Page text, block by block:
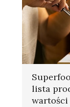
lista
wartości